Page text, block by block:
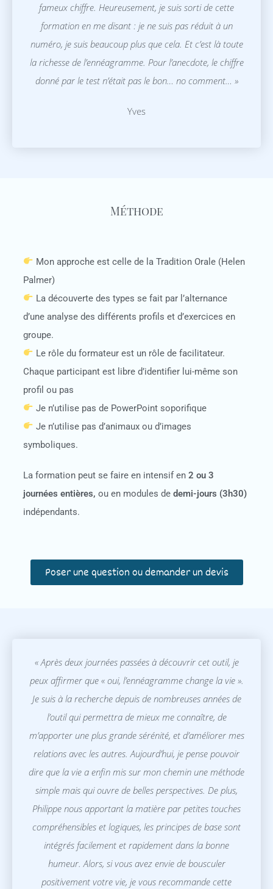
fameux chiffre. Heureusement, je suis sorti de cette
formation en me disant : je ne suis pas réduit à un
numéro, je suis beaucoup plus que cela. Et c’est là toute
la richesse de l’ennéagramme. Pour l’anecdote, le chiffre
donné par le test n’était pas le bon… no comment… »
Yves
Méthode
Mon approche est celle de la Tradition Orale (Helen
Palmer)
La découverte des types se fait par l’alternance
d’une analyse des différents profils et d’exercices en
groupe.
Le rôle du formateur est un rôle de facilitateur.
Chaque participant est libre d’identifier lui-même son
profil ou pas
Je n’utilise pas de PowerPoint soporifique
Je n’utilise pas d’animaux ou d’images
symboliques.
La formation peut se faire en intensif en 2 ou 3
journées entières, ou en modules de demi-jours (3h30)
indépendants.
Poser une question ou demander un devis
« Après deux journées passées à découvrir cet outil, je
peux affirmer que « oui, l’ennéagramme change la vie ».
Je suis à la recherche depuis de nombreuses années de
l’outil qui permettra de mieux me connaître, de
m’apporter une plus grande sérénité, et d’améliorer mes
relations avec les autres. Aujourd’hui, je pense pouvoir
dire que la vie a enfin mis sur mon chemin une méthode
simple mais qui ouvre de belles perspectives. De plus,
Philippe nous apportant la matière par petites touches
compréhensibles et logiques, les principes de base sont
intégrés facilement et rapidement dans la bonne
humeur. Alors, si vous avez envie de bousculer
positivement votre vie, je vous recommande cette